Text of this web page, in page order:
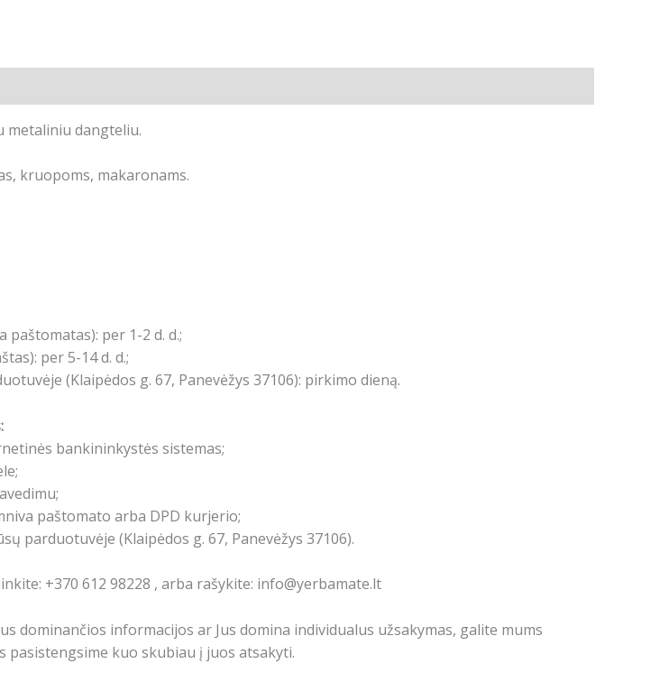
metaliniu dangteliu.
kruopoms, makaronams.
per 1-2 d. d.;
per 5-14 d. d.;
(Klaipėdos g. 67, Panevėžys 37106): pirkimo dieną.
bankininkystės sistemas;
paštomato arba DPD kurjerio;
parduotuvėje (Klaipėdos g. 67, Panevėžys 37106).
+370 612 98228 , arba rašykite: info@yerbamate.lt
dominančios informacijos ar Jus domina individualus užsakymas, galite mums
pasistengsime kuo skubiau į juos atsakyti.